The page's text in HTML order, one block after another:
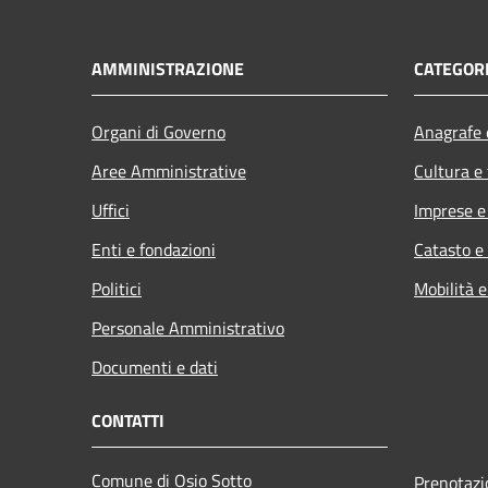
AMMINISTRAZIONE
Organi di Governo
Aree Amministrative
Uffici
Enti e fondazioni
Politici
Personale Amministrativo
Documenti e dati
Cultura
Imprese
Catasto
Mobilità
CONTATTI
Comune di Osio Sotto